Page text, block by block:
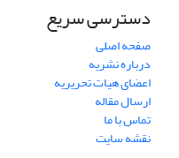
دسترسی سریع
صفحه اصلی
درباره نشریه
اعضای هیات تحریریه
ارسال مقاله
تماس با ما
نقشه سایت